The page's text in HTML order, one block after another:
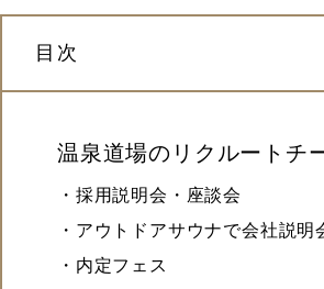
目次
温泉道場のリクルートチ
・採用説明会・座談会
・アウトドアサウナで会社説明
・内定フェス